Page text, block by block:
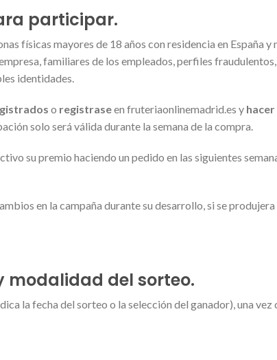
participar.
físicas mayores de 18 años con residencia en España
familiares de los empleados, perfiles
identidades.
o registraseen fruteriaonlinemadrid.es y
solo será válida durante la semana de la compra.
su premio haciendo un pedido en las siguientes
en la campaña durante su desarrollo, si se
modalidad del sorteo.
la fecha del sorteo o la selección del ganador), una